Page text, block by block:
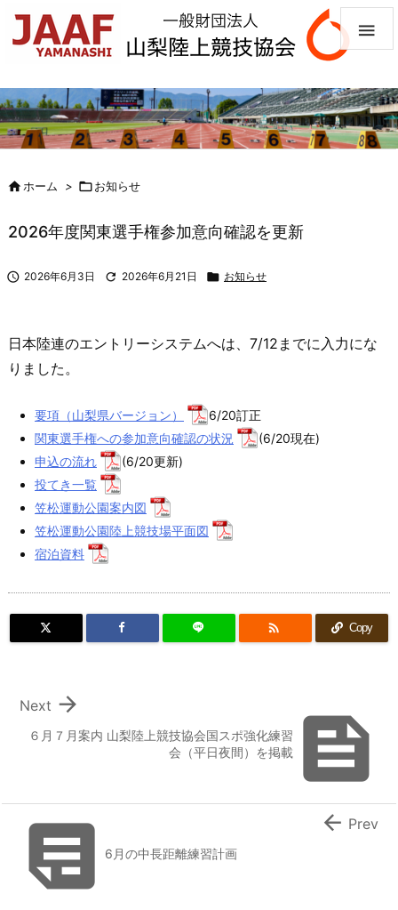

ホーム > お知らせ
2026年度関東選手権参加意向確認を更新
 2026年6月3日  2026年6月21日  お知らせ
日本陸連のエントリーシステムへは、7/12までに入力にな
りました。
要項（山梨県バージョン）
6/20訂正
関東選手権への参加意向確認の状況
(6/20現在)
申込の流れ
(6/20更新)
投てき一覧
笠松運動公園案内図
笠松運動公園陸上競技場平面図
宿泊資料
 Copy

６月７月案内 山梨陸上競技協会国スポ強化練習
会（平日夜間）を掲載

Next
6月の中長距離練習計画
 Prev